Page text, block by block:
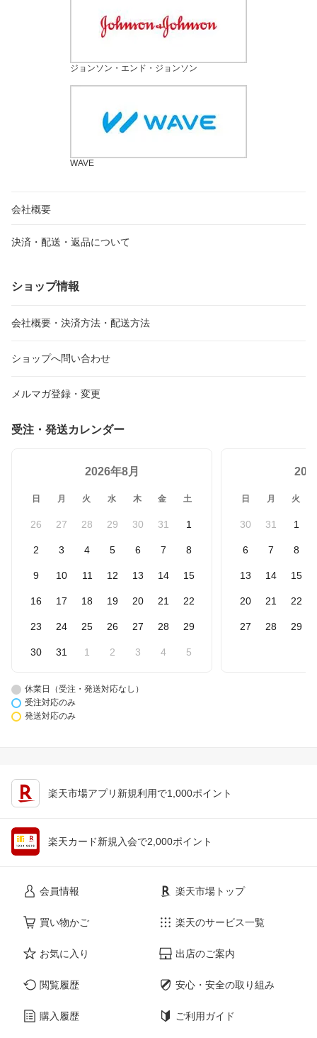
ジョンソン・エンド・ジョンソン
WAVE
会社概要
決済・配送・返品について
ショップ情報
会社概要・決済方法・配送方法
ショップへ問い合わせ
メルマガ登録・変更
受注・発送カレンダー
2026年8月
日 月 火 水 木 金 土
26 27 28 29 30 31 1
2 3 4 5 6 7 8
9 10 11 12 13 14 15
16 17 18 19 20 21 22
23 24 25 26 27 28 29
30 31 1 2 3 4 5
日 月 火
30 31 1
6 7 8
13 14 15
20 21 22
27 28 29
休業日（受注・発送対応なし）
受注対応のみ
発送対応のみ
楽天市場アプリ新規利用で1,000ポイント
楽天カード新規入会で2,000ポイント
会員情報
買い物かご
お気に入り
閲覧履歴
購入履歴
楽天市場トップ
楽天のサービス一覧
出店のご案内
安心・安全の取り組み
ご利用ガイド